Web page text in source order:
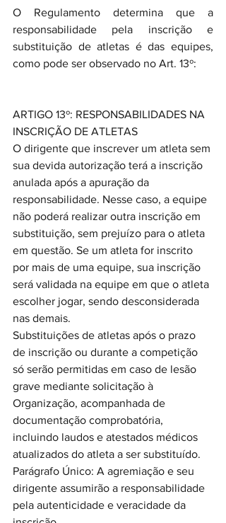
O Regulamento determina que a
responsabilidade pela inscrição e
substituição de atletas é das equipes,
como pode ser observado no Art. 13º:
ARTIGO 13º: RESPONSABILIDADES NA
INSCRIÇÃO DE ATLETAS
O dirigente que inscrever um atleta sem
sua devida autorização terá a inscrição
anulada após a apuração da
responsabilidade. Nesse caso, a equipe
não poderá realizar outra inscrição em
substituição, sem prejuízo para o atleta
em questão. Se um atleta for inscrito
por mais de uma equipe, sua inscrição
será validada na equipe em que o atleta
escolher jogar, sendo desconsiderada
nas demais.
Substituições de atletas após o prazo
de inscrição ou durante a competição
só serão permitidas em caso de lesão
grave mediante solicitação à
Organização, acompanhada de
documentação comprobatória,
incluindo laudos e atestados médicos
atualizados do atleta a ser substituído.
Parágrafo Único: A agremiação e seu
dirigente assumirão a responsabilidade
pela autenticidade e veracidade da